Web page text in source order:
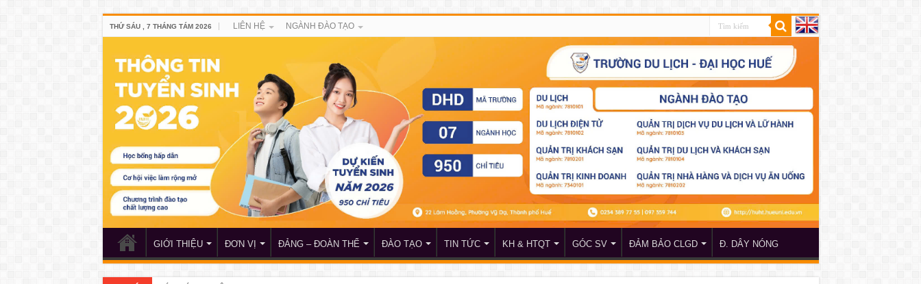
THỨ SÁU , 7 THÁNG TÁM 2026 LIÊN HỆ NGÀNH ĐÀO TẠO
GIỚI THIỆU ĐƠN VỊ ĐẢNG – ĐOÀN THỂ ĐÀO TẠO TIN TỨC KH & HTQT GÓC SV ĐẢM BẢO CLGD Đ. DÂY NÓNG